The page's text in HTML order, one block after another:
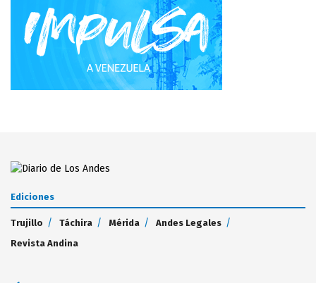
Ediciones
Trujillo Táchira Mérida
Andes Legales
Revista Andina